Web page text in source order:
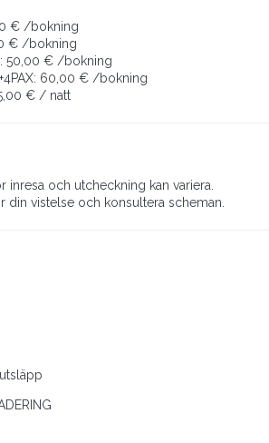
€ /bokning
€ /bokning
50,00 € /bokning
60,00 € /bokning
€ / natt
inresa och utcheckning kan variera.
din vistelse och konsultera scheman.